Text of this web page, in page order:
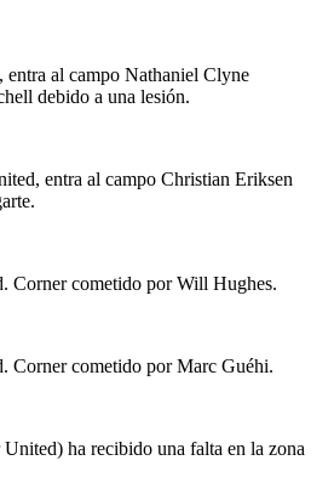
entra al campo Nathaniel Clyne
debido a una lesión.
entra al campo Christian Eriksen
Corner cometido por Will Hughes.
Corner cometido por Marc Guéhi.
ha recibido una falta en la zona